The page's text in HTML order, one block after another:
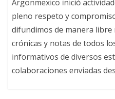
Argonmexico inició
pleno respeto y
difundimos de manera
crónicas y notas de todos
informativos de diversos
colaboraciones enviadas